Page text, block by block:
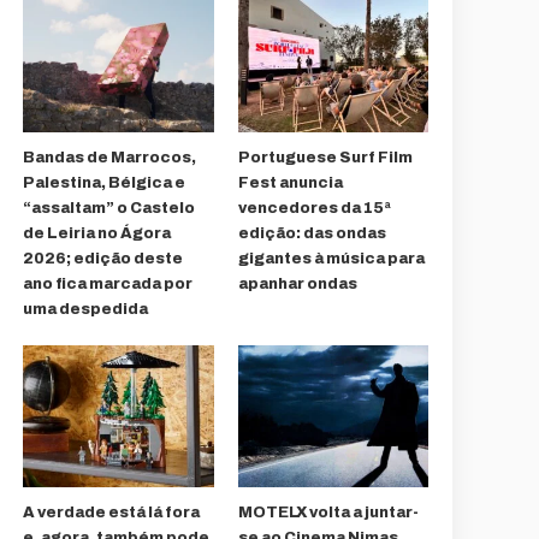
Bandas de Marrocos,
Palestina, Bélgica e
“assaltam” o Castelo
de Leiria no Ágora
2026; edição deste
ano fica marcada por
uma despedida
Portuguese Surf Film
Fest anuncia
vencedores da 15ª
edição: das ondas
gigantes à música para
apanhar ondas
A verdade está lá fora
MOTELX volta a juntar-